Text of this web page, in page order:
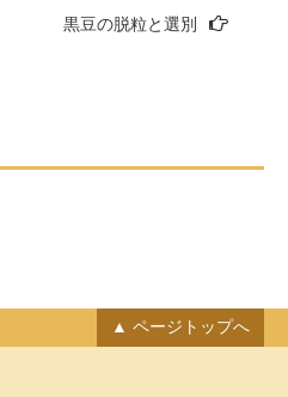
黒豆の脱粒と選別
ページトップへ